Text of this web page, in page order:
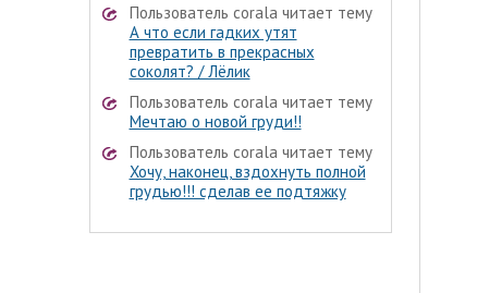
Пользователь corala читает тему
А что если гадких утят
превратить в прекрасных
соколят? / Лёлик
Пользователь corala читает тему
Мечтаю о новой груди!!
Пользователь corala читает тему
Хочу, наконец, вздохнуть полной
грудью!!! сделав ее подтяжку